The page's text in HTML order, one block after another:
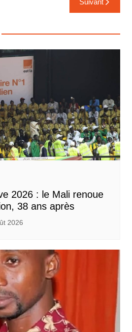
Suivant
2026 : le Mali renoue
38 ans après
2026